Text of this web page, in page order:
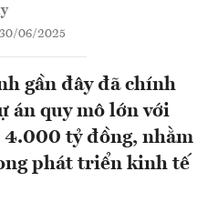
06/2025
gần đây đã chính
án quy mô lớn với
4.000 tỷ đồng, nhằm
phát triển kinh tế